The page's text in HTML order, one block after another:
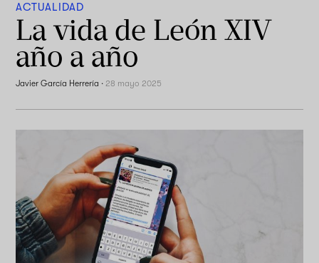
ACTUALIDAD
La vida de León XIV
año a año
Javier García Herrería · 28 mayo 2025